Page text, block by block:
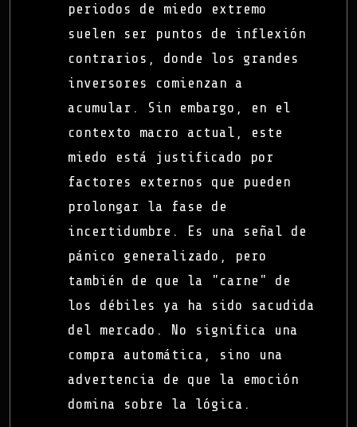
periodos de miedo extremo
suelen ser puntos de inflexión
contrarios, donde los grandes
inversores comienzan a
acumular. Sin embargo, en el
contexto macro actual, este
miedo está justificado por
factores externos que pueden
prolongar la fase de
incertidumbre. Es una señal de
pánico generalizado, pero
también de que la "carne" de
los débiles ya ha sido sacudida
del mercado. No significa una
compra automática, sino una
advertencia de que la emoción
domina sobre la lógica.